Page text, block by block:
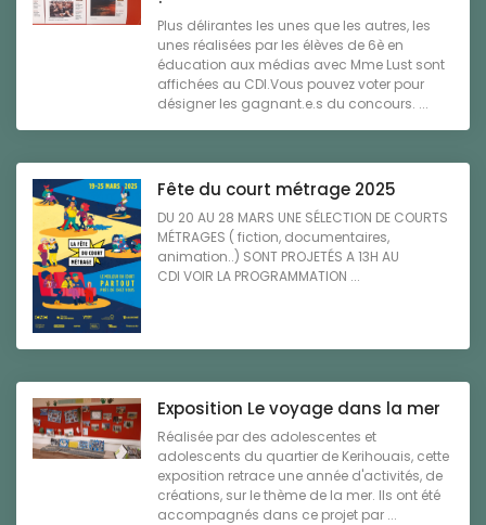
Plus délirantes les unes que les autres, les
unes réalisées par les élèves de 6è en
éducation aux médias avec Mme Lust sont
affichées au CDI.Vous pouvez voter pour
désigner les gagnant.e.s du concours. ...
Fête du court métrage 2025
DU 20 AU 28 MARS UNE SÉLECTION DE COURTS
MÉTRAGES ( fiction, documentaires,
animation..) SONT PROJETÉS A 13H AU
CDI VOIR LA PROGRAMMATION ...
Exposition Le voyage dans la mer
Réalisée par des adolescentes et
adolescents du quartier de Kerihouais, cette
exposition retrace une année d'activités, de
créations, sur le thème de la mer. Ils ont été
accompagnés dans ce projet par ...